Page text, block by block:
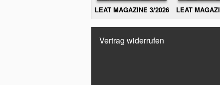
LEAT MAGAZINE 3/2026 LEAT
Vertrag widerrufen